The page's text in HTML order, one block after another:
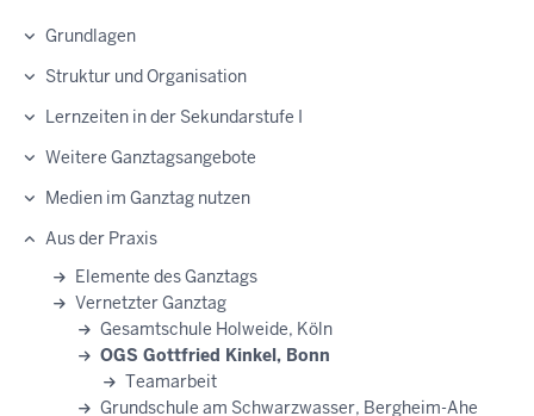
Grundlagen
Struktur und Organisation
Lernzeiten in der Sekundarstufe I
Weitere Ganztagsangebote
Medien im Ganztag nutzen
Aus der Praxis
Elemente des Ganztags
Vernetzter Ganztag
Gesamtschule Holweide, Köln
OGS Gottfried Kinkel, Bonn
Teamarbeit
Grundschule am Schwarzwasser, Bergheim-Ahe